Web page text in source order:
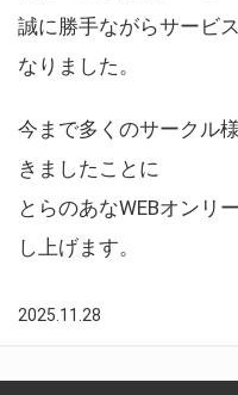
誠に勝手ながらサービ
なりました。
今まで多くのサークル
きましたことに
とらのあなWEBオンリ
し上げます。
2025.11.28